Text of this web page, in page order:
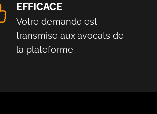
EFFICACE
Votre demande est
transmise aux avocats de
la plateforme